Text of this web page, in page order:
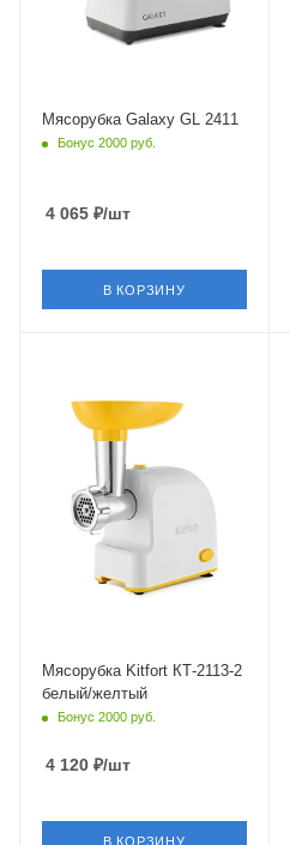
Мясорубка Galaxy GL 2411
Бонус 2000 руб.
4 065 ₽/шт
В КОРЗИНУ
Мясорубка Kitfort КТ-2113-2
белый/желтый
Бонус 2000 руб.
4 120 ₽/шт
В КОРЗИНУ